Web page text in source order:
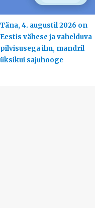
Täna, 4. augustil 2026 on
Eestis vähese ja vahelduva
pilvisusega ilm, mandril
üksikui sajuhooge